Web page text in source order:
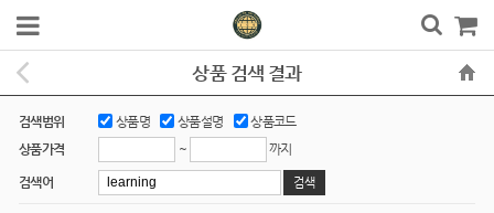
상품 검색 결과
검색범위 상품명 상품설명
상품코드
상품가격
~ 까지
검색어